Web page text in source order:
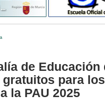
de Educación
para
la PAU 2025